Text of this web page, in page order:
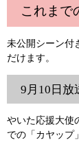
これまで
未公開シーン付
だけます。
9月10日放
やいた応援大使
での「カヤップ